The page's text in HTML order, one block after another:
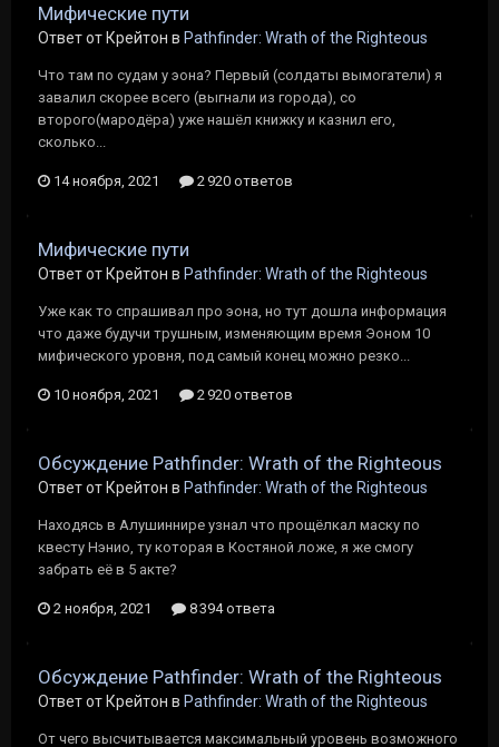
Мифические пути
Ответ от Крейтон в Pathfinder: Wrath of the Righteous
Что там по судам у эона? Первый (солдаты вымогатели) я
завалил скорее всего (выгнали из города), со
второго(мародёра) уже нашёл книжку и казнил его,
сколько...
14 ноября, 2021 2 920 ответов
Мифические пути
Ответ от Крейтон в Pathfinder: Wrath of the Righteous
Уже как то спрашивал про эона, но тут дошла информация
что даже будучи трушным, изменяющим время Эоном 10
мифического уровня, под самый конец можно резко...
10 ноября, 2021 2 920 ответов
Обсуждение Pathfinder: Wrath of the Righteous
Ответ от Крейтон в Pathfinder: Wrath of the Righteous
Находясь в Алушиннире узнал что прощёлкал маску по
квесту Нэнио, ту которая в Костяной ложе, я же смогу
забрать её в 5 акте?
2 ноября, 2021 8 394 ответа
Обсуждение Pathfinder: Wrath of the Righteous
Ответ от Крейтон в Pathfinder: Wrath of the Righteous
От чего высчитывается максимальный уровень возможного